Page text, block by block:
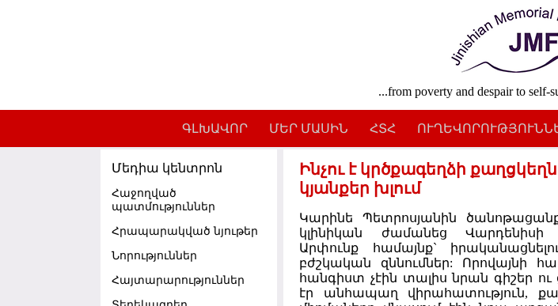
...from poverty and despair to self-
ԳԼԽԱՎՈՐ ՄԵՐ ՄԱՍԻՆ ՀՏՀ
Մեդիա կենտրոն
Հաջողված
պատմություններ
Հրապարակված նյութեր
Նորություններ
Հայտարարություններ
Ինչու է կրծքագեղձի
կյանքեր խլում
Կարինե Պետրոսյանին
կլինիկան ժամանեց
Արփունք համայնք`
բժշկական զննումներ: Որովայնի
հանգիստ չէին տալիս նրան գիշեր
էր անհապաղ վիրահատություն,